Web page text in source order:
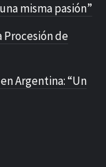
misma pasión”
Procesión de
en Argentina: “Un